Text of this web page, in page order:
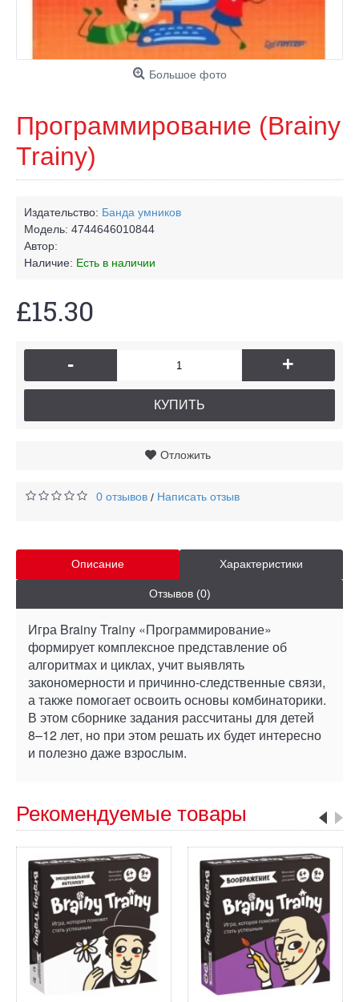
Большое фото
Программирование (Brainy
Trainy)
Издательство: Банда умников
Модель: 4744646010844
Автор:
Наличие: Есть в наличии
£15.30
- +
КУПИТЬ
Отложить
0 отзывов / Написать отзыв
Описание Характеристики
Отзывов (0)
Игра Brainy Trainy «Программирование»
формирует комплексное представление об
алгоритмах и циклах, учит выявлять
закономерности и причинно-следственные связи,
а также помогает освоить основы комбинаторики.
В этом сборнике задания рассчитаны для детей
8–12 лет, но при этом решать их будет интересно
и полезно даже взрослым.
Рекомендуемые товары